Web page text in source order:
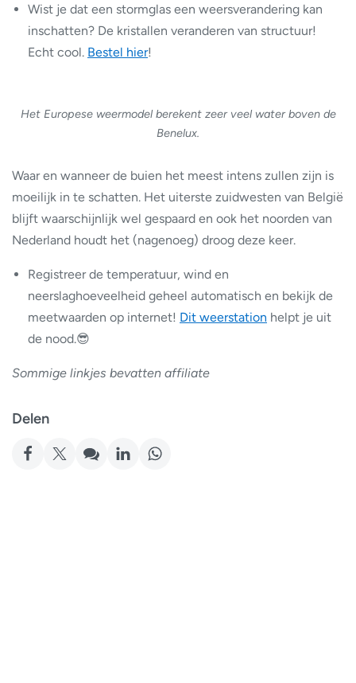
Wist je dat een stormglas een weersverandering kan
inschatten? De kristallen veranderen van structuur!
Echt cool. Bestel hier!
Het Europese weermodel berekent zeer veel water boven de
Benelux.
Waar en wanneer de buien het meest intens zullen zijn is
moeilijk in te schatten. Het uiterste zuidwesten van België
blijft waarschijnlijk wel gespaard en ook het noorden van
Nederland houdt het (nagenoeg) droog deze keer.
Registreer de temperatuur, wind en
neerslaghoeveelheid geheel automatisch en bekijk de
meetwaarden op internet! Dit weerstation helpt je uit
de nood.😎
Sommige linkjes bevatten affiliate
Delen